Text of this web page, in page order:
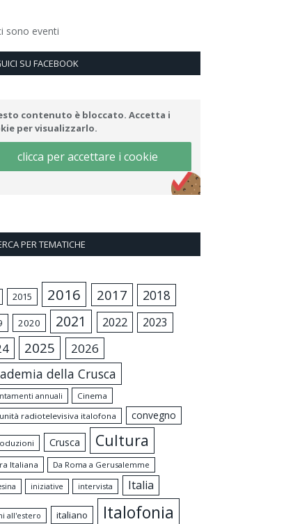
sono eventi
SU FACEBOOK
contenuto è bloccato. Accetta i
per visualizzarlo.
clicca per accettare i cookie
PER TEMATICHE
2015 2016 2017 2018
2020 2021 2022 2023
2025 2026
della Crusca
annuali
Cinema
radiotelevisiva italofona
convegno
Crusca Cultura
Italiana Da Roma a Gerusalemme
iniziative intervista Italia
all'estero italiano Italofonia